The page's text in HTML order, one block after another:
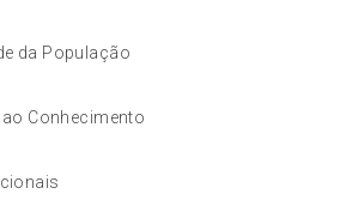
da População
Conhecimento